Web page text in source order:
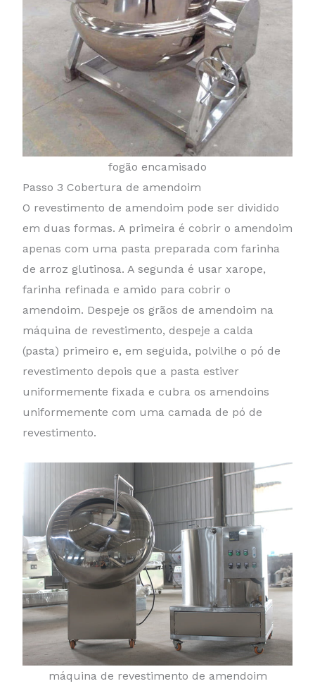
fogão encamisado
Passo 3 Cobertura de amendoim
O revestimento de amendoim pode ser dividido
em duas formas. A primeira é cobrir o amendoim
apenas com uma pasta preparada com farinha
de arroz glutinosa. A segunda é usar xarope,
farinha refinada e amido para cobrir o
amendoim. Despeje os grãos de amendoim na
máquina de revestimento, despeje a calda
(pasta) primeiro e, em seguida, polvilhe o pó de
revestimento depois que a pasta estiver
uniformemente fixada e cubra os amendoins
uniformemente com uma camada de pó de
revestimento.
máquina de revestimento de amendoim